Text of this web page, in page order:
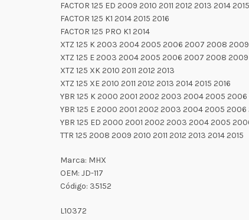
FACTOR 125 ED 2009 2010 2011 2012 2013 2014
FACTOR 125 K1 2014 2015 2016
FACTOR 125 PRO K1 2014
XTZ 125 K 2003 2004 2005 2006 2007 2008 2009
XTZ 125 E 2003 2004 2005 2006 2007 2008 2009
XTZ 125 XK 2010 2011 2012 2013
XTZ 125 XE 2010 2011 2012 2013 2014 2015 2016
YBR 125 K 2000 2001 2002 2003 2004 2005
YBR 125 E 2000 2001 2002 2003 2004 2005
YBR 125 ED 2000 2001 2002 2003 2004 2005
TTR 125 2008 2009 2010 2011 2012 2013 2014 2015
Marca: MHX
OEM: JD-117
Código: 35152
L10372